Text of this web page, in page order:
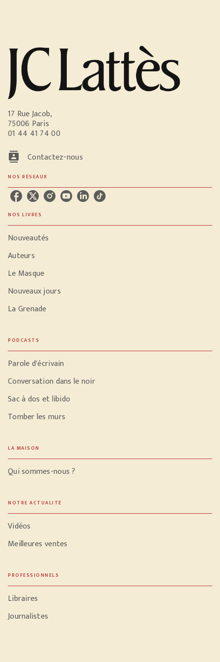
17 Rue Jacob,
75006 Paris
01 44 41 74 00
contacts Contactez-nous
NOS RÉSEAUX
NOS LIVRES
Nouveautés
Auteurs
Le Masque
Nouveaux jours
La Grenade
PODCASTS
Parole d'écrivain
Conversation dans le noir
Sac à dos et libido
Tomber les murs
LA MAISON
Qui sommes-nous ?
NOTRE ACTUALITÉ
Vidéos
Meilleures ventes
PROFESSIONNELS
Libraires
Journalistes